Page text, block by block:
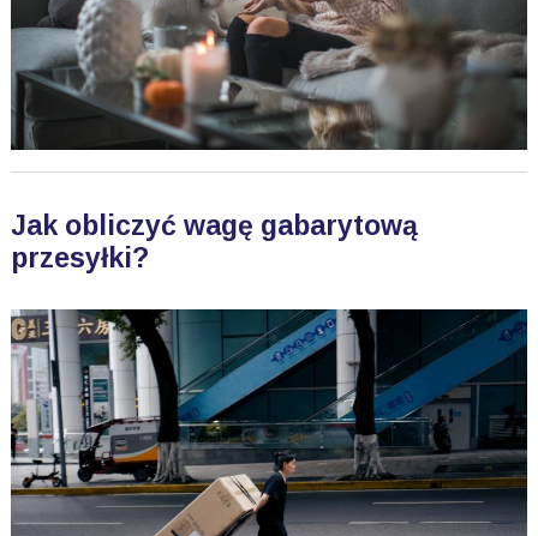
Jak obliczyć wagę gabarytową
przesyłki?